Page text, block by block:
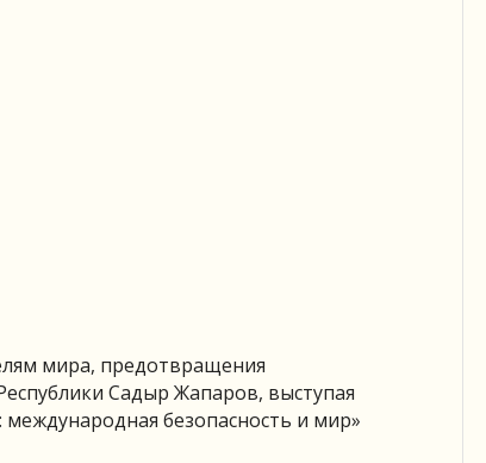
мира, предотвращения
Садыр Жапаров, выступая
безопасность и мир»